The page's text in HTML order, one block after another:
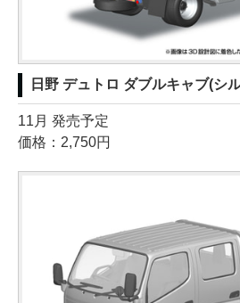
日野 デュトロ ダブルキャブ(シ
11月 発売予定
価格：2,750円